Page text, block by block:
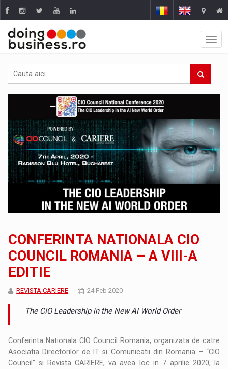
CONFERINTA NATIONALA CIO
COUNCIL ROMANIA – A VIII-A
EDITIE
REVISTA CARIERE 24 Feb 2020
The CIO Leadership in the New AI World Order
Conferinta Nationala CIO Council Romania, organizata de catre
Asociatia Directorilor de IT si Comunicatii din Romania – “CIO
Council” si Revista CARIERE, va avea loc in 7 aprilie 2020, la